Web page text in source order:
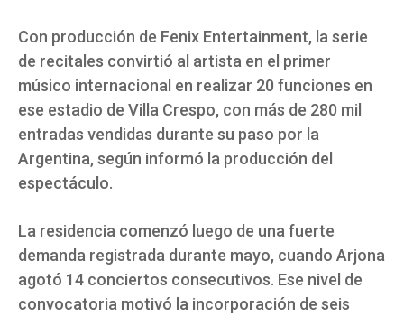
Con producción de Fenix Entertainment, la serie
de recitales convirtió al artista en el primer
músico internacional en realizar 20 funciones en
ese estadio de Villa Crespo, con más de 280 mil
entradas vendidas durante su paso por la
Argentina, según informó la producción del
espectáculo.
La residencia comenzó luego de una fuerte
demanda registrada durante mayo, cuando Arjona
agotó 14 conciertos consecutivos. Ese nivel de
convocatoria motivó la incorporación de seis